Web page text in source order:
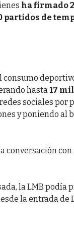
ha firmado
partidos de
hasta17
sociales por
y poniendo al
conversación
la LMB podía
la entrada de